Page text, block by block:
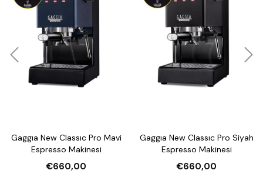
35 adet kahve posa ve 1.8 litre pis su atık kapasitesi
Gaggıa New Classıc Pro Mavi
Espresso Makinesi
€660,00
Gaggıa New Classıc Pro Siyah
Espresso Makinesi
€660,00